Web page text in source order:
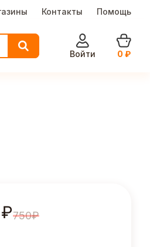
Контакты Помощь
Войти
0 ₽
₽750₽